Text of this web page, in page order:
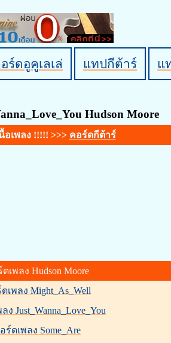
ร์ดอูคูเลเล่ แทปกีต้าร์ แ
Hudson Moore
อเพลง !!!!! >>> คอร์ดกีต้าร์
เพลง Hudson Moore
เพลง Might_As_Well
ง Just_Wanna_Love_You
ร์ดเพลง Some_Are